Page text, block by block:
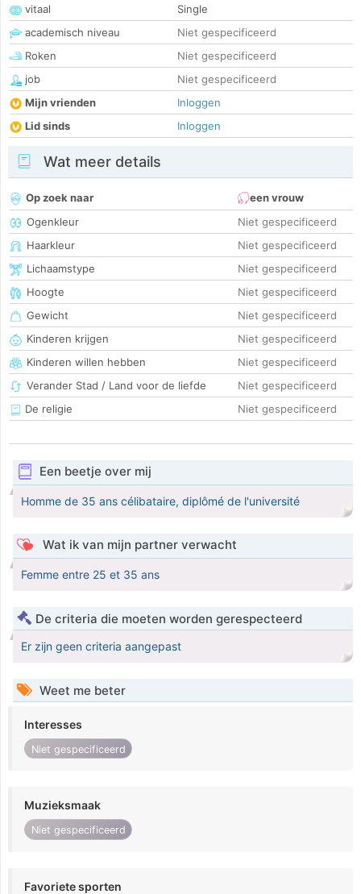
vitaal
Single
academisch niveau
Niet gespecificeerd
Roken
Niet gespecificeerd
job
Niet gespecificeerd
Mijn vrienden
Inloggen
Lid sinds
Inloggen
Wat meer details
Op zoek naar
een vrouw
Ogenkleur
Niet gespecificeerd
Haarkleur
Niet gespecificeerd
Lichaamstype
Niet gespecificeerd
Hoogte
Niet gespecificeerd
Gewicht
Niet gespecificeerd
Kinderen krijgen
Niet gespecificeerd
Kinderen willen hebben
Niet gespecificeerd
Verander Stad / Land voor de liefde
Niet gespecificeerd
De religie
Niet gespecificeerd
Een beetje over mij
Homme de 35 ans célibataire, diplômé de l'université
Wat ik van mijn partner verwacht
Femme entre 25 et 35 ans
De criteria die moeten worden gerespecteerd
Er zijn geen criteria aangepast
Weet me beter
Interesses
Niet gespecificeerd
Muzieksmaak
Niet gespecificeerd
Favoriete sporten